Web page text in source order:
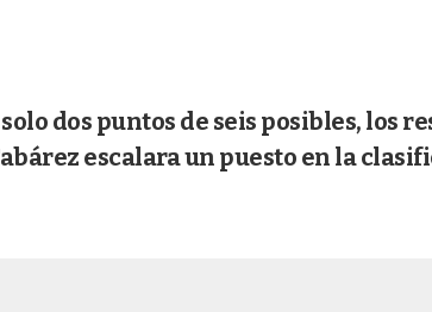
dos puntos de seis posibles, los
escalara un puesto en la